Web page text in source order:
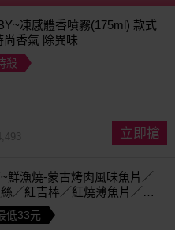
凍感體香噴霧(175ml) 款式
尚香氣 除異味
殺
立即搶
鮮漁燒-蒙古烤肉風味魚片／
／紅吉棒／紅燒薄魚片／鱈
方塊鮮魚片／清香魚／煙燻
入) 款式可選
低33元